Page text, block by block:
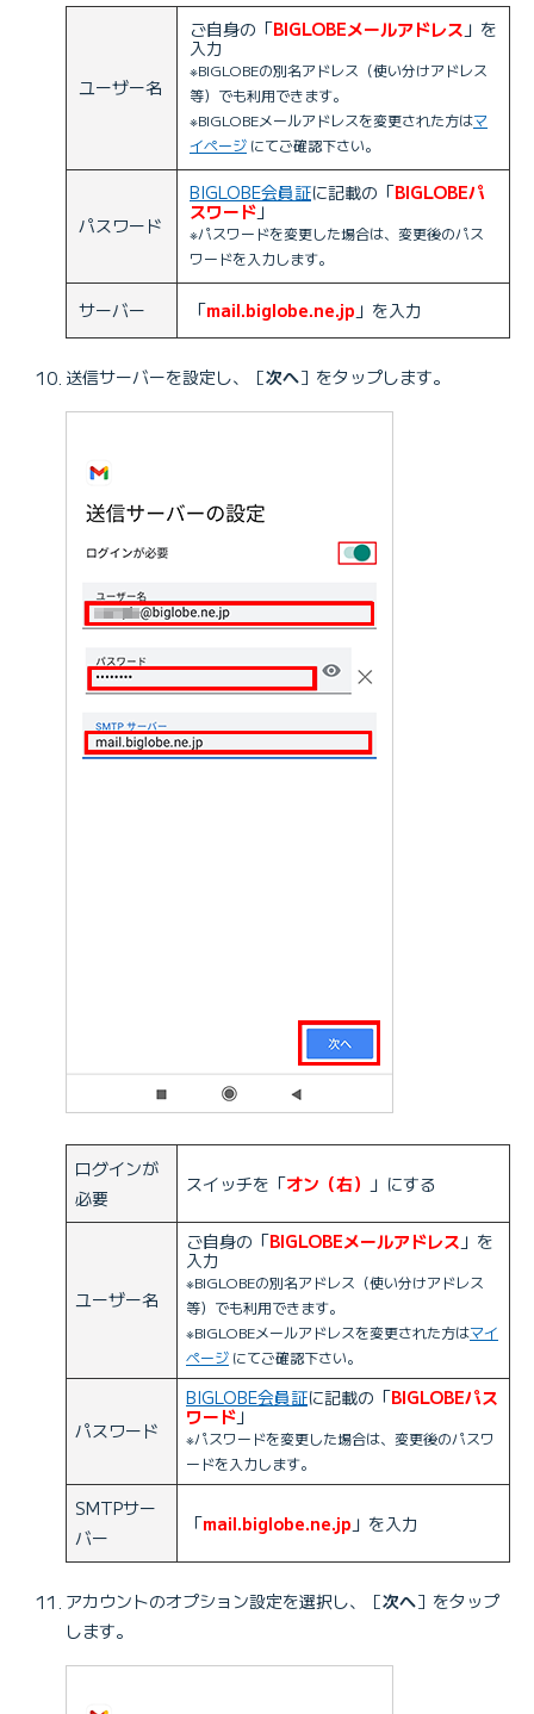
ユーザー名
ご自身の「BIGLOBEメールアドレス 」を
入力
※BIGLOBEの別名アドレス（使い分けアドレス
等）でも利用できます。
※BIGLOBEメールアドレスを変更された方はマ
イページ にてご確認下さい。
パスワード
BIGLOBE会員証に記載の「BIGLOBEパ
スワード 」
※パスワードを変更した場合は、変更後のパス
ワードを入力します。
サーバー 「mail.biglobe.ne.jp 」を入力
送信サーバーを設定し、［次へ］をタップします。
ログインが
必要
スイッチを「オン（右） 」にする
ユーザー名
ご自身の「BIGLOBEメールアドレス 」を
入力
※BIGLOBEの別名アドレス（使い分けアドレス
等）でも利用できます。
※BIGLOBEメールアドレスを変更された方はマイ
ページ にてご確認下さい。
パスワード
BIGLOBE会員証に記載の「BIGLOBEパス
ワード 」
※パスワードを変更した場合は、変更後のパスワ
ードを入力します。
SMTPサー
バー
「mail.biglobe.ne.jp 」を入力
アカウントのオプション設定を選択し、［次へ］をタップ
します。